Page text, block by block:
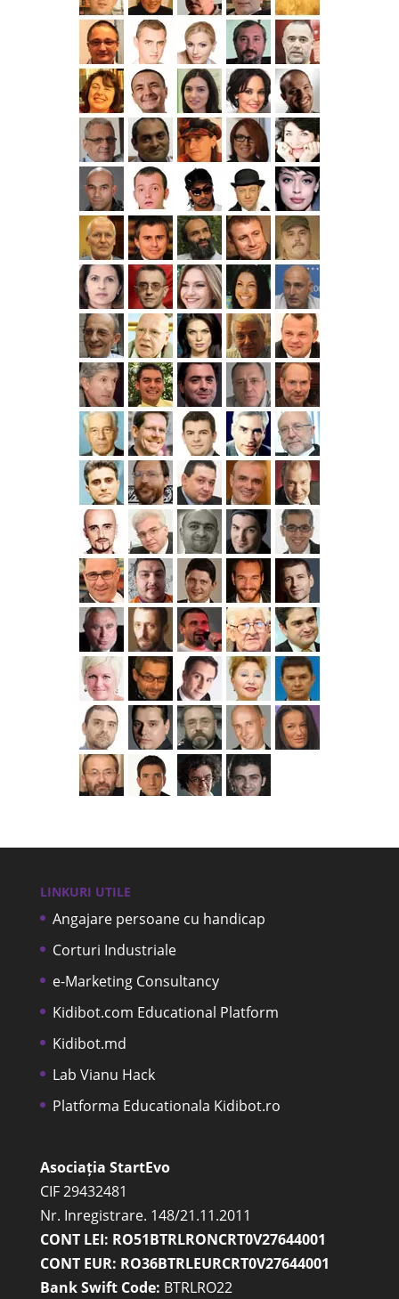
LINKURI UTILE
Angajare persoane cu handicap
Corturi Industriale
e-Marketing Consultancy
Kidibot.com Educational Platform
Kidibot.md
Lab Vianu Hack
Platforma Educationala Kidibot.ro
Asociația StartEvo
CIF 29432481
Nr. Inregistrare. 148/21.11.2011
CONT LEI: RO51BTRLRONCRT0V27644001
CONT EUR: RO36BTRLEURCRT0V27644001
Bank Swift Code: BTRLRO22